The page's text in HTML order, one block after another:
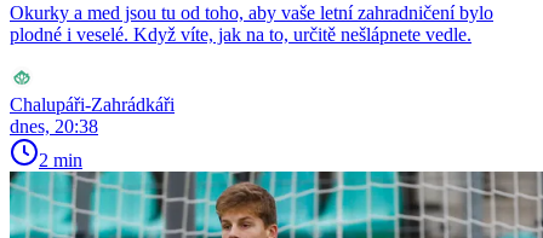
Okurky a med jsou tu od toho, aby vaše letní zahradničení bylo
plodné i veselé. Když víte, jak na to, určitě nešlápnete vedle.
Chalupáři-Zahrádkáři
dnes, 20:38
2 min